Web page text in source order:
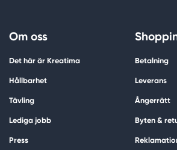
Om oss
Det här är Kreatima
Hållbarhet
Tävling
Lediga jobb
Press
Betalning
Leverans
Ångerrätt
Byten &